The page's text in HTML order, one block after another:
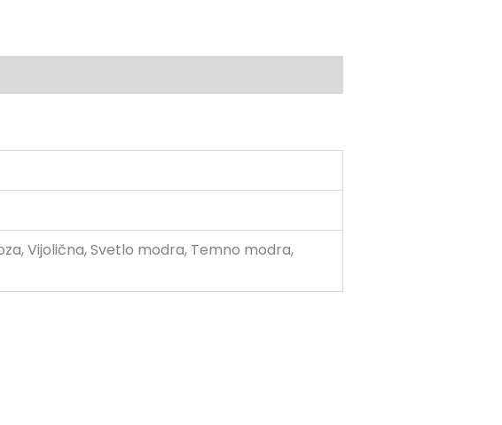
Vijolična, Svetlo modra, Temno modra,